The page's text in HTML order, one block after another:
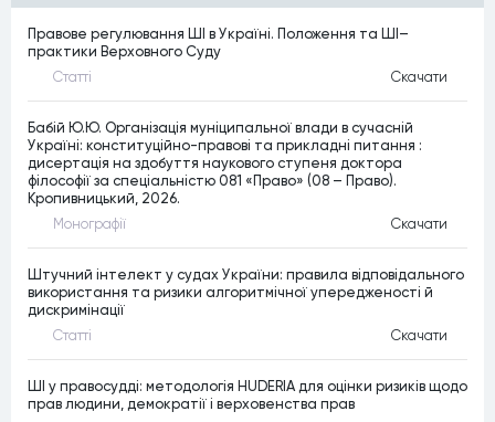
Правове регулювання ШІ в Україні. Положення та ШІ–
практики Верховного Суду
Статтi Скачати
Бабій Ю.Ю. Організація муніципальної влади в сучасній
Україні: конституційно-правові та прикладні питання :
дисертація на здобуття наукового ступеня доктора
філософії за спеціальністю 081 «Право» (08 – Право).
Кропивницький, 2026.
Монографiї Скачати
Штучний інтелект у судах України: правила відповідального
використання та ризики алгоритмічної упередженості й
дискримінації
Статтi Скачати
ШІ у правосудді: методологія HUDERIA для оцінки ризиків щодо
прав людини, демократії і верховенства прав